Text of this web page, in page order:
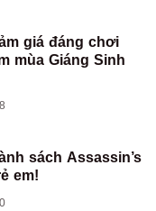
giá đáng chơi
mùa Giáng Sinh
sách Assassin’s
em!